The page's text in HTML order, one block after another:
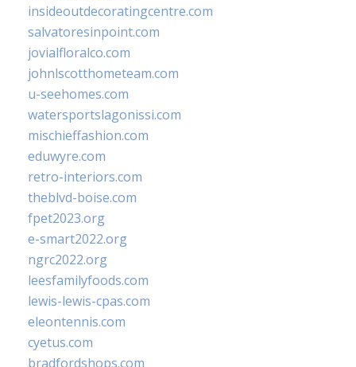
insideoutdecoratingcentre.com
salvatoresinpoint.com
jovialfloralco.com
johnlscotthometeam.com
u-seehomes.com
watersportslagonissi.com
mischieffashion.com
eduwyre.com
retro-interiors.com
theblvd-boise.com
fpet2023.org
e-smart2022.org
ngrc2022.org
leesfamilyfoods.com
lewis-lewis-cpas.com
eleontennis.com
cyetus.com
bradfordshops.com